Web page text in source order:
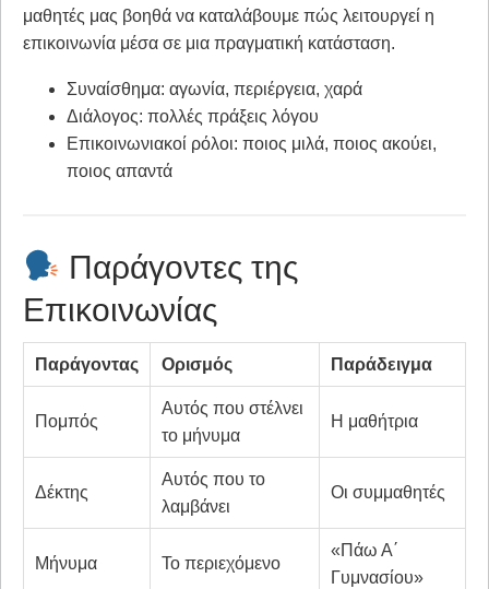
μαθητές μας βοηθά να καταλάβουμε πώς λειτουργεί η
επικοινωνία μέσα σε μια πραγματική κατάσταση.
Συναίσθημα: αγωνία, περιέργεια, χαρά
Διάλογος: πολλές πράξεις λόγου
Επικοινωνιακοί ρόλοι: ποιος μιλά, ποιος ακούει,
ποιος απαντά
Παράγοντες της
Επικοινωνίας
Παράγοντας Ορισμός Παράδειγμα
Πομπός
Αυτός που στέλνει
το μήνυμα
Η μαθήτρια
Δέκτης
Αυτός που το
λαμβάνει
Οι συμμαθητές
Μήνυμα Το περιεχόμενο
«Πάω Α΄
Γυμνασίου»